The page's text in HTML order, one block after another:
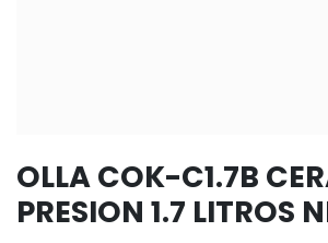
OLLA COK-C1.7B
PRESION 1.7 LITROS